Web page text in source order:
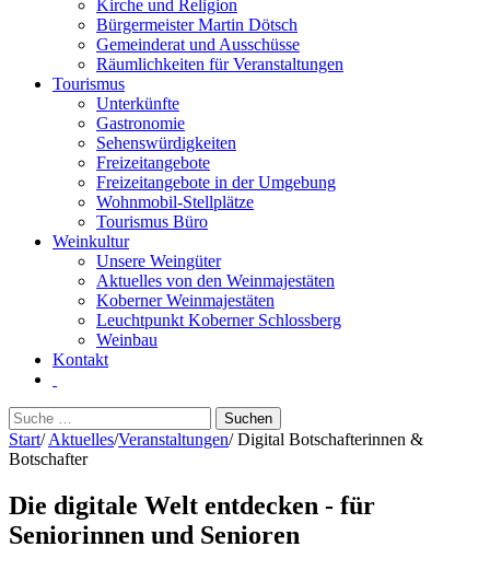
Kirche und Religion
Bürgermeister Martin Dötsch
Gemeinderat und Ausschüsse
Räumlichkeiten für Veranstaltungen
Tourismus
Unterkünfte
Gastronomie
Sehenswürdigkeiten
Freizeitangebote
Freizeitangebote in der Umgebung
Wohnmobil-Stellplätze
Tourismus Büro
Weinkultur
Unsere Weingüter
Aktuelles von den Weinmajestäten
Koberner Weinmajestäten
Leuchtpunkt Koberner Schlossberg
Weinbau
Kontakt
Suchen
nach:
Start/ Aktuelles/Veranstaltungen/ Digital Botschafterinnen &
Botschafter
Die digitale Welt entdecken - für
Seniorinnen und Senioren